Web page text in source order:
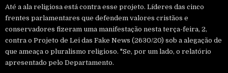
Até a ala religiosa está contra esse projeto. Líderes das cinco
frentes parlamentares que defendem valores cristãos e
conservadores fizeram uma manifestação nesta terça-feira, 2,
contra o Projeto de Lei das Fake News (2630/20) sob a alegação de
que ameaça o pluralismo religioso. "Se, por um lado, o relatório
apresentado pelo Departamento.